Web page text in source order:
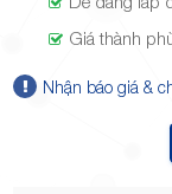
Giá thành
Nhận báo giá &